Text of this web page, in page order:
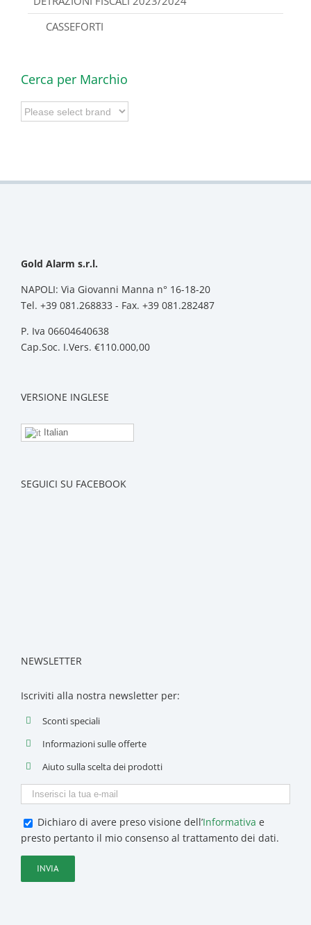
CASSEFORTI
Cerca per Marchio
Gold Alarm s.r.l.
NAPOLI: Via Giovanni Manna n° 16-18-20
Tel. +39 081.268833 - Fax. +39 081.282487
P. Iva 06604640638
Cap.Soc. I.Vers. €110.000,00
VERSIONE INGLESE
Italian
SEGUICI SU FACEBOOK
NEWSLETTER
Iscriviti alla nostra newsletter per:
Sconti speciali
Informazioni sulle offerte
Aiuto sulla scelta dei prodotti
Dichiaro di avere preso visione dell’Informativa e
presto pertanto il mio consenso al trattamento dei dati.